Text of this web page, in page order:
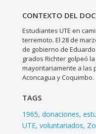
CONTEXTO DEL
Estudiantes UTE en
terremoto. El 28 de
de gobierno de
grados Richter golpeó
mayoritariamente a las
Aconcagua y Coquimbo.
TAGS
1965 donaciones
UTE voluntariados